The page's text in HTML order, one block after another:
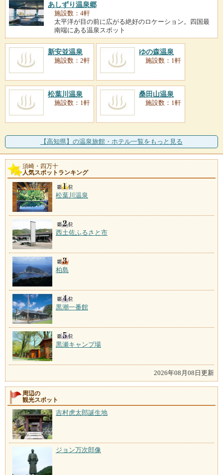
あしずり温泉郷
施設数：4軒
太平洋が目の前に広がる絶好のロケーション。四国最
南端にある温泉スポット
新安並温泉
施設数：2軒
ゆの森温泉
施設数：1軒
松葉川温泉
施設数：1軒
桑田山温泉
施設数：1軒
【高知県】の温泉旅館・ホテル一覧をもっと見る
須崎・四万十
人気スポットランキング
松葉川温泉
西土佐ふるさと市
柏島
黒潮一番館
黒瀬キャンプ場
2026年08月08日更新
周辺の
観光スポット
吉村虎太郎誕生地
ジョン万次郎像